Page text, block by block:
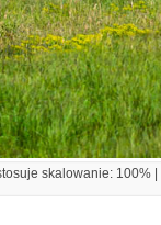
skalowanie: 100%